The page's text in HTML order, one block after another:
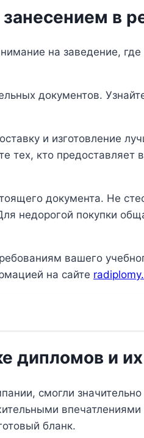
в
на заведение, где
документов.
и изготовление
тех, кто предоставляет
документа. Не
недорогой покупки
вашего
на сайте
дипломов и
смогли
бланк.